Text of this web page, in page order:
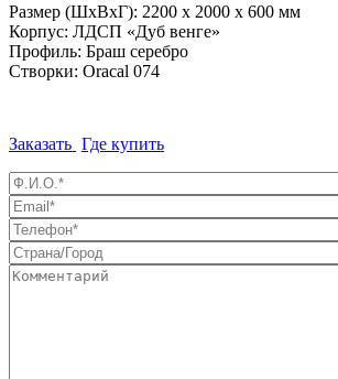
Размер (ШхВхГ): 2200 х 2000 х 600 мм
Корпус: ЛДСП «Дуб венге»
Профиль: Браш серебро
Створки: Oracal 074
Заказать Где купить